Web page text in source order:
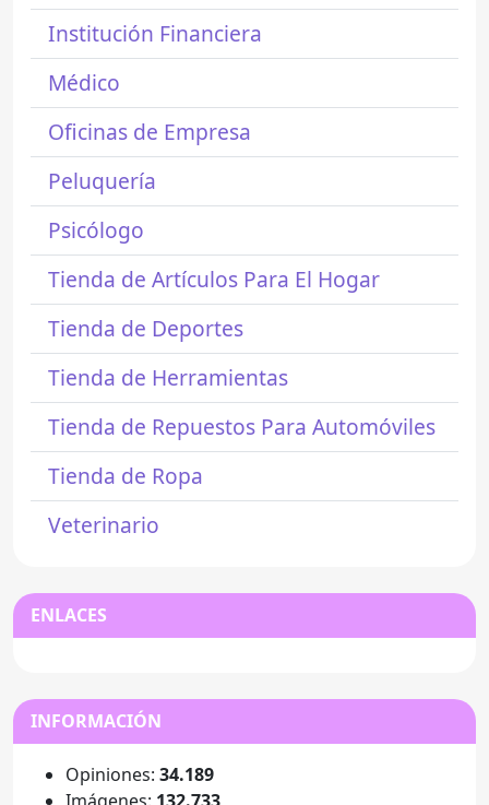
Institución Financiera
Médico
Oficinas de Empresa
Peluquería
Psicólogo
Tienda de Artículos Para El Hogar
Tienda de Deportes
Tienda de Herramientas
Tienda de Repuestos Para Automóviles
Tienda de Ropa
Veterinario
ENLACES
INFORMACIÓN
Opiniones: 34.189